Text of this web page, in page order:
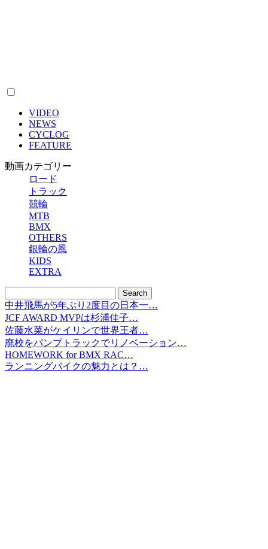
VIDEO
NEWS
CYCLOG
FEATURE
動画カテゴリー
ロード
トラック
競輪
MTB
BMX
OTHERS
銀輪の風
KIDS
EXTRA
中井飛馬が5年ぶり2度目の日本一…
JCF AWARD MVPは杉浦佳子…
佐藤水菜がケイリンで世界王者…
廃校をパンプトラックでリノベーション…
HOMEWORK for BMX RAC…
ランニングバイクの魅力とは？…